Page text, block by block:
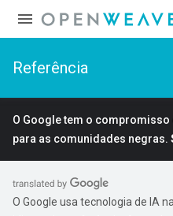
Referência
O Google tem o
para as comunidades negras.
O Google usa tecnologia de IA